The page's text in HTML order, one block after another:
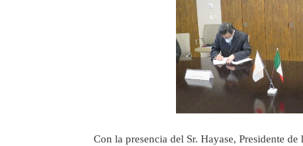
Con la presencia del Sr. Hayase, Presidente